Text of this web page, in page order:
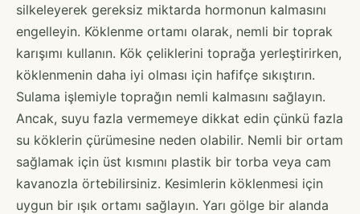
silkeleyerek gereksiz miktarda hormonun kalmasını
engelleyin. Köklenme ortamı olarak, nemli bir toprak
karışımı kullanın. Kök çeliklerini toprağa yerleştirirken,
köklenmenin daha iyi olması için hafifçe sıkıştırın.
Sulama işlemiyle toprağın nemli kalmasını sağlayın.
Ancak, suyu fazla vermemeye dikkat edin çünkü fazla
su köklerin çürümesine neden olabilir. Nemli bir ortam
sağlamak için üst kısmını plastik bir torba veya cam
kavanozla örtebilirsiniz. Kesimlerin köklenmesi için
uygun bir ışık ortamı sağlayın. Yarı gölge bir alanda